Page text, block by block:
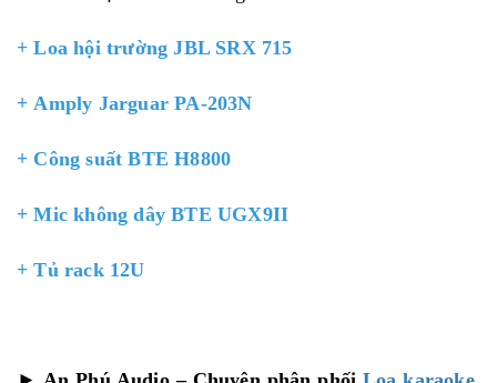
+ Loa hội trường JBL SRX 715
+Amply Jarguar PA-203N
+ Công suất BTE H8800
+Mic không dây BTE UGX9II
+Tủ rack 12U